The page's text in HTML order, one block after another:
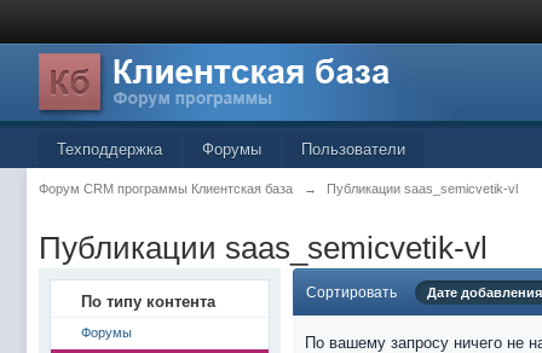
Техподдержка Форумы Пользователи
Форум CRM программы Клиентская база → Публикации saas_semicvetik-vl
Публикации saas_semicvetik-vl
По типу контента
Форумы
Сортировать Дате добавления
По вашему запросу ничего не